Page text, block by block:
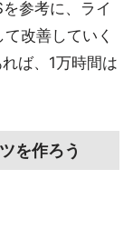
参考に、ライ
改善していく
ば、1万時間は
を作ろう